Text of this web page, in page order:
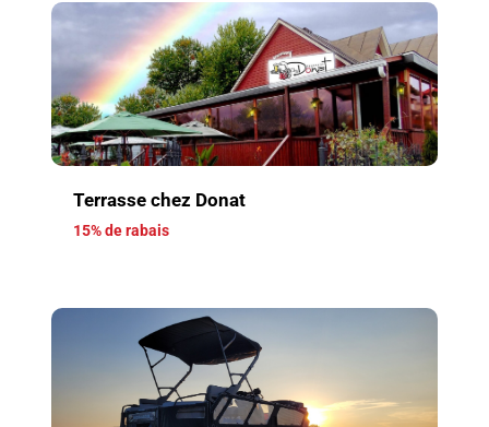
Terrasse chez Donat
15% de rabais